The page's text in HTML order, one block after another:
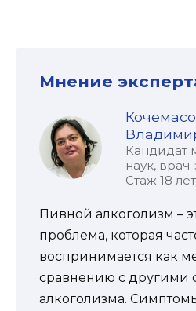
Мнение
Кандидат
наук,
Стаж 18 лет
Пивной алкоголизм –
проблема, которая
воспринимается как
сравнению с другими
алкоголизма.